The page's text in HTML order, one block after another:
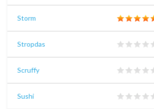
Storm
Stropdas
Scruffy
Sushi